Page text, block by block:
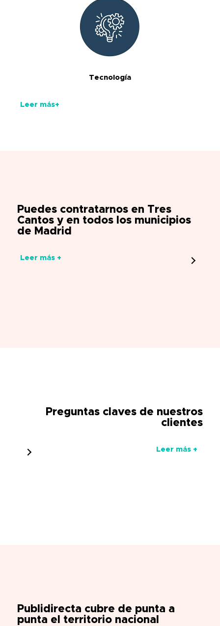
Tecnología
Leer más+
Puedes contratarnos en Tres
Cantos y en todos los municipios
de Madrid
Leer más +
Preguntas claves de nuestros
clientes
Leer más +
Publidirecta cubre de punta a
punta el territorio nacional